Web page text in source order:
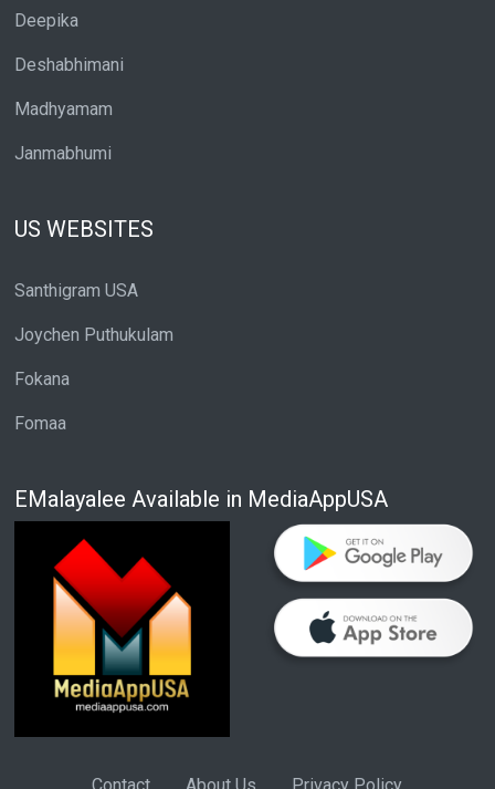
Deepika
Deshabhimani
Madhyamam
Janmabhumi
US WEBSITES
Santhigram USA
Joychen Puthukulam
Fokana
Fomaa
EMalayalee Available in MediaAppUSA
Contact About Us Privacy Policy